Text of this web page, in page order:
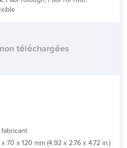
téléchargées
x 70 x 120 mm (4.92 x 2.76 x 4.72 in.)